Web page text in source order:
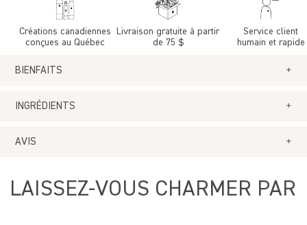
Créations canadiennes
conçues au Québec
Livraison gratuite à partir
de 75 $
Service client
humain et rapide
BIENFAITS
INGRÉDIENTS
FRAGRANCES
AVIS
Avis Clients
LAISSEZ-VOUS CHARMER PAR